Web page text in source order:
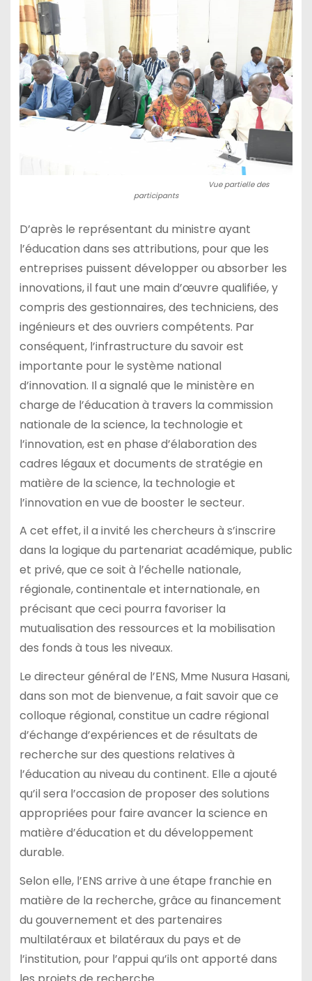
Vue partielle des
participants
D’après le représentant du ministre ayant
l’éducation dans ses attributions, pour que les
entreprises puissent développer ou absorber les
innovations, il faut une main d’œuvre qualifiée, y
compris des gestionnaires, des techniciens, des
ingénieurs et des ouvriers compétents. Par
conséquent, l’infrastructure du savoir est
importante pour le système national
d’innovation. Il a signalé que le ministère en
charge de l’éducation à travers la commission
nationale de la science, la technologie et
l’innovation, est en phase d’élaboration des
cadres légaux et documents de stratégie en
matière de la science, la technologie et
l’innovation en vue de booster le secteur.
A cet effet, il a invité les chercheurs à s’inscrire
dans la logique du partenariat académique, public
et privé, que ce soit à l’échelle nationale,
régionale, continentale et internationale, en
précisant que ceci pourra favoriser la
mutualisation des ressources et la mobilisation
des fonds à tous les niveaux.
Le directeur général de l’ENS, Mme Nusura Hasani,
dans son mot de bienvenue, a fait savoir que ce
colloque régional, constitue un cadre régional
d’échange d’expériences et de résultats de
recherche sur des questions relatives à
l’éducation au niveau du continent. Elle a ajouté
qu’il sera l’occasion de proposer des solutions
appropriées pour faire avancer la science en
matière d’éducation et du développement
durable.
Selon elle, l’ENS arrive à une étape franchie en
matière de la recherche, grâce au financement
du gouvernement et des partenaires
multilatéraux et bilatéraux du pays et de
l’institution, pour l’appui qu’ils ont apporté dans